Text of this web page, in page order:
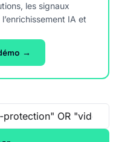
les signaux
IA et
→